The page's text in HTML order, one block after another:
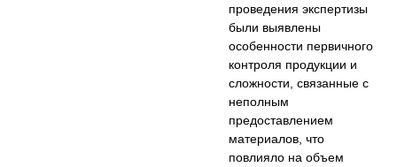
проведения экспертизы
были выявлены
особенности первичного
контроля продукции и
сложности, связанные с
неполным
предоставлением
материалов, что
повлияло на объем